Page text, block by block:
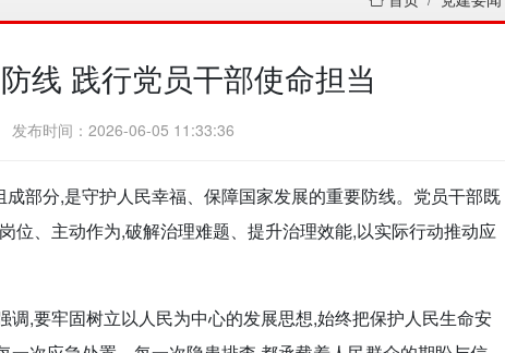
线 践行党员干部使命担当
发布时间：2026-06-05 11:33:36
部分,是守护人民幸福、保障国家发展的重要防线。党员干部既
位、主动作为,破解治理难题、提升治理效能,以实际行动推动应
调,要牢固树立以人民为中心的发展思想,始终把保护人民生命安